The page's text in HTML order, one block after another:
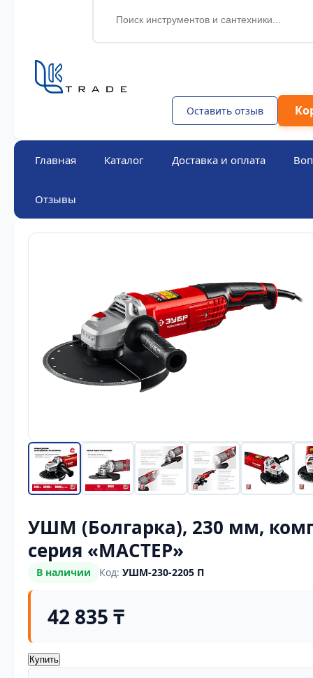
Оставить отзыв
Главная Каталог Доставка и оплата
Отзывы
УШМ (Болгарка), 230 мм,
серия «МАСТЕР»
В наличии Код: УШМ-230-2205 П
42 835 ₸
Купить